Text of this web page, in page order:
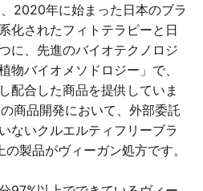
2020年に始まった日本のブラ
化されたフィトテラピーと日
に、先進のバイオテクノロジ
物バイオメソドロジー」で、
配合した商品を提供していま
商品開発において、外部委託
ないクルエルティフリーブラ
製品がヴィーガン処方です。